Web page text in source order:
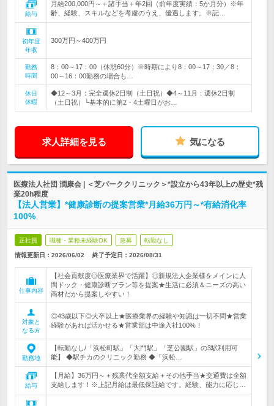
給与
月給200,000円～＋諸手当＋年2回（前年度実績：5か月分）※年
齢、経験、スキルなどを考慮のうえ、優遇します。※記…
初年度
年収
300万円～400万円
勤務
時間
8：00～17：00（休憩60分）※時期により8：00～17：30／8：
00～16：00勤務の場合も…
休日
休暇
◆12～3月：完全週休2日制（土日祝）◆4～11月：週休2日制
（土日祝）└基本的に第2・4土曜日がお…
求人詳細を見る 気になる
医療法人社団 潤康会 | ＜芝パーククリニック＞*設立から43年以上の歴史*残
業20h程度
【法人営業】*健康診断の提案営業*月給36万円～*有給消化率
100%
正社員 職種・業種未経験OK 急募 転勤なし
情報更新日：2026/06/02 終了予定日： 2026/08/31
仕事内容
【社会貢献度◎医療業界で活躍】◎新規法人企業様をメインに人
間ドック・健康診断プラン等を提案★生活に必須＆ニーズの高い
商材だから提案しやすい！
対象と
なる方
◎43歳以下◎大卒以上★医療業界の経験や知識は一切不問★営業
経験があれば活かせる★営業部は中途入社100%！
勤務地
【転勤なし/「浜松町駅」「大門駅」「芝公園駅」の3駅利用可
能】 ◆駅チカのクリニック勤務 ◆「浜松…
給与
【月給】36万円～＋残業代全額支給＋その他手当★交通費は全額
支給します！※上記月給は最低保証給です。経験、能力に応じ…